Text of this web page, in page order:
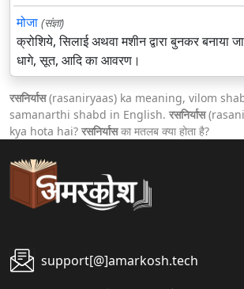
मोजा (संज्ञा)
क्रोशिये, सिलाई अथवा मशीन द्वारा बुनकर बनाया
धागे, सूत, आदि का आवरण।
रसनिर्यास(rasaniryaas) ka meaning, vilom
samanarthi shabd in English. रसनिर्यास
kya hota hai? रसनिर्यासका मतलब क्या होता है?
support[@]amarkosh.tech